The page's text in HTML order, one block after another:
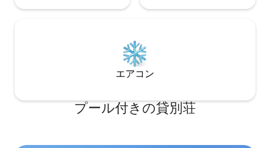
エアコン
プール付きの貸別荘